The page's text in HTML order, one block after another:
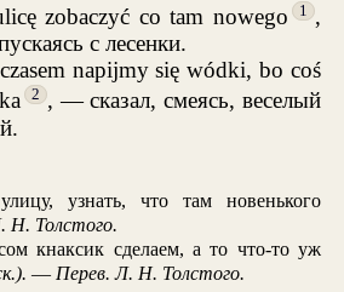
zobaczyć co tam nowego
1 ,
с лесенки.
napijmy się wódki, bo coś
2 , — сказал, смеясь, веселый
узнать, что там новенького
Н. Толстого.
кнаксик сделаем, а то что-то уж
—Перев. Л. Н. Толстого.